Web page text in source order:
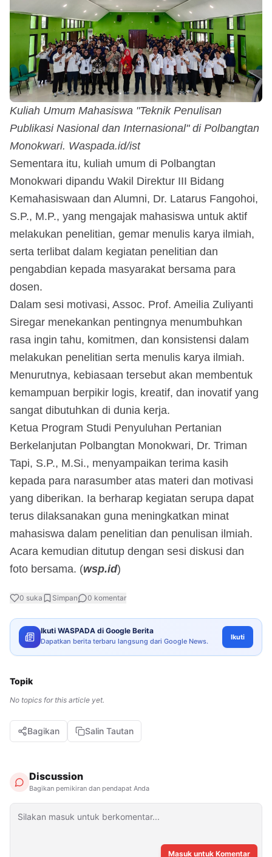
Kuliah Umum Mahasiswa "Teknik Penulisan
Publikasi Nasional dan Internasional" di Polbangtan
Monokwari. Waspada.id/ist
Sementara itu, kuliah umum di Polbangtan
Monokwari dipandu Wakil Direktur III Bidang
Kemahasiswaan dan Alumni, Dr. Latarus Fangohoi,
S.P., M.P., yang mengajak mahasiswa untuk aktif
melakukan penelitian, gemar menulis karya ilmiah,
serta terlibat dalam kegiatan penelitian dan
pengabdian kepada masyarakat bersama para
dosen.
Dalam sesi motivasi, Assoc. Prof. Ameilia Zuliyanti
Siregar menekankan pentingnya menumbuhkan
rasa ingin tahu, komitmen, dan konsistensi dalam
melakukan penelitian serta menulis karya ilmiah.
Menurutnya, kebiasaan tersebut akan membentuk
kemampuan berpikir logis, kreatif, dan inovatif yang
sangat dibutuhkan di dunia kerja.
Ketua Program Studi Penyuluhan Pertanian
Berkelanjutan Polbangtan Monokwari, Dr. Triman
Tapi, S.P., M.Si., menyampaikan terima kasih
kepada para narasumber atas materi dan motivasi
yang diberikan. Ia berharap kegiatan serupa dapat
terus dilaksanakan guna meningkatkan minat
mahasiswa dalam penelitian dan penulisan ilmiah.
Acara kemudian ditutup dengan sesi diskusi dan
foto bersama. (wsp.id)
0 suka Simpan 0 komentar
Ikuti WASPADA di Google Berita
Dapatkan berita terbaru langsung dari Google News. Ikuti
Topik
No topics for this article yet.
Bagikan Salin Tautan
Discussion
Bagikan pemikiran dan pendapat Anda
Masuk untuk Komentar